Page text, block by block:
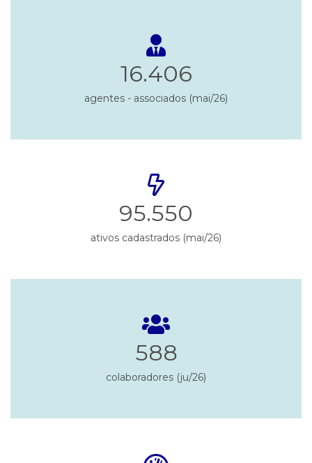
16.406
agentes - associados (mai/26)
95.550
ativos cadastrados (mai/26)
588
colaboradores (ju/26)